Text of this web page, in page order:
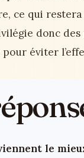
ce qui
donc
éviter
le